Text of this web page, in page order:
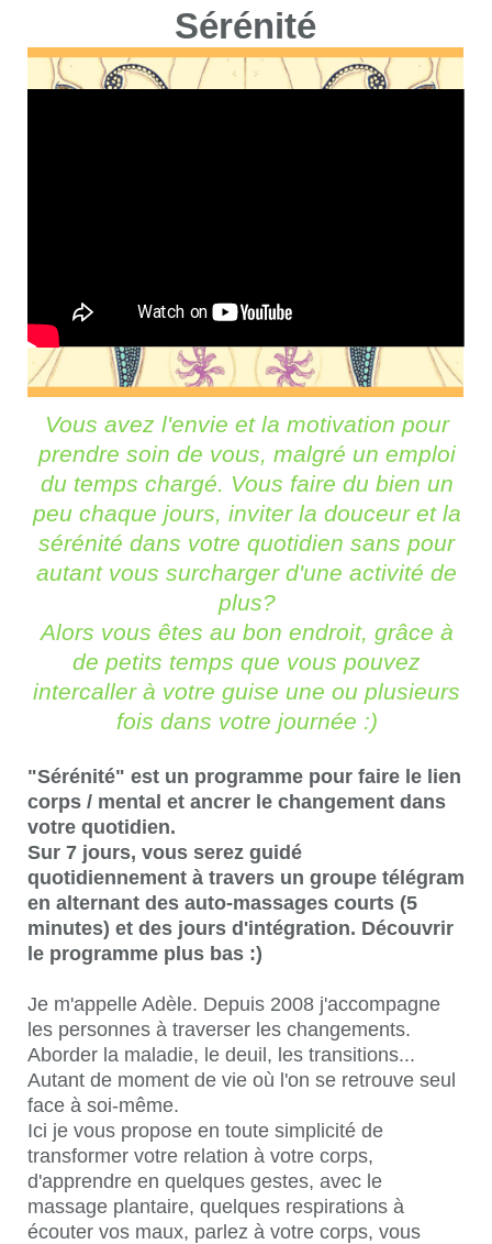
Sérénité
Vous avez l'envie et la motivation pour
prendre soin de vous, malgré un emploi
du temps chargé. Vous faire du bien un
peu chaque jours, inviter la douceur et la
sérénité dans votre quotidien sans pour
autant vous surcharger d'une activité de
plus?
Alors vous êtes au bon endroit, grâce à
de petits temps que vous pouvez
intercaller à votre guise une ou plusieurs
fois dans votre journée :)
"Sérénité" est un programme pour faire le lien
corps / mental et ancrer le changement dans
votre quotidien.
Sur 7 jours, vous serez guidé
quotidiennement à travers un groupe télégram
en alternant des auto-massages courts (5
minutes) et des jours d'intégration. Découvrir
le programme plus bas :)
Je m'appelle Adèle. Depuis 2008 j'accompagne
les personnes à traverser les changements.
Aborder la maladie, le deuil, les transitions...
Autant de moment de vie où l'on se retrouve seul
face à soi-même.
Ici je vous propose en toute simplicité de
transformer votre relation à votre corps,
d'apprendre en quelques gestes, avec le
massage plantaire, quelques respirations à
écouter vos maux, parlez à votre corps, vous